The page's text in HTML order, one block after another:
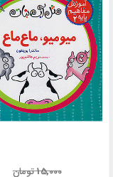
15,000تومان